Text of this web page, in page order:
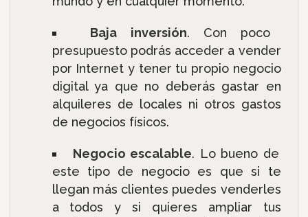
Baja inversión. Con poco
presupuesto podrás acceder a vender
por Internet y tener tu propio negocio
digital ya que no deberás gastar en
alquileres de locales ni otros gastos
de negocios físicos.
Negocio escalable. Lo bueno de
este tipo de negocio es que si te
llegan más clientes puedes venderles
a todos y si quieres ampliar tus